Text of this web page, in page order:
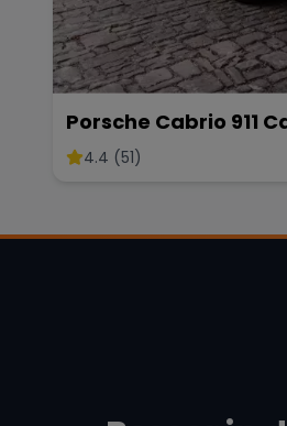
Porsche Cabrio 911
mieten
4.4 (51)